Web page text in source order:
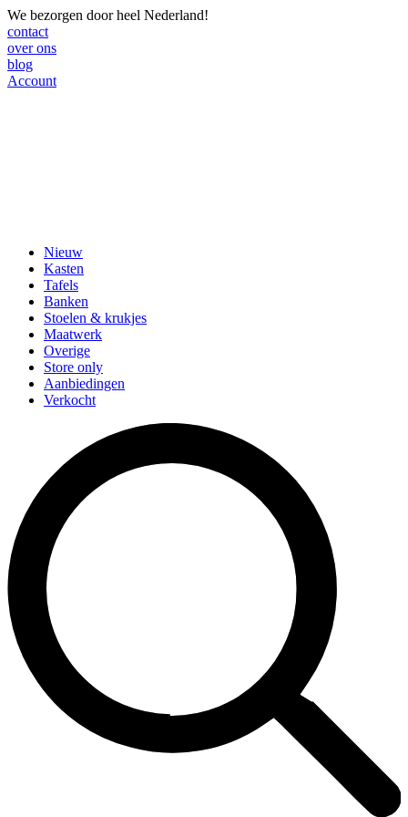
We bezorgen door heel Nederland!
contact
over ons
blog
Account
Nieuw
Kasten
Tafels
Banken
Stoelen & krukjes
Maatwerk
Overige
Store only
Aanbiedingen
Verkocht